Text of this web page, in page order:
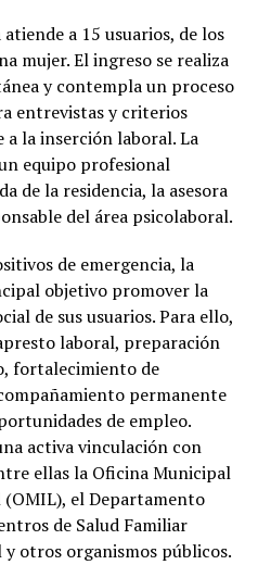
a 15 usuarios, de los
mujer. El ingreso se realiza
y contempla un proceso
entrevistas y criterios
la inserción laboral. La
equipo profesional
de la residencia, la asesora
del área psicolaboral.
de emergencia, la
objetivo promover la
de sus usuarios. Para ello,
laboral, preparación
fortalecimiento de
permanente
de empleo.
activa vinculación con
ellas la Oficina Municipal
el Departamento
de Salud Familiar
y otros organismos públicos.